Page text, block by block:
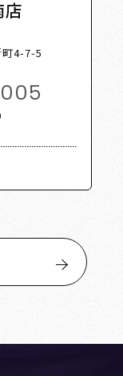
店
町4-7-5